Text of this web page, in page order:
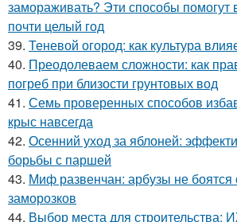
замораживать? Эти способы помогут
почти целый год
39. Теневой огород: как культура
40. Преодолеваем сложности: как
погреб при близости грунтовых вод
41. Семь проверенных способов
крыс навсегда
42. Осенний уход за яблоней:
борьбы с паршей
43. Миф развенчан: арбузы не боятся
заморозков
44. Выбор места для